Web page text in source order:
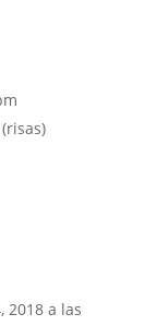
2018 a las